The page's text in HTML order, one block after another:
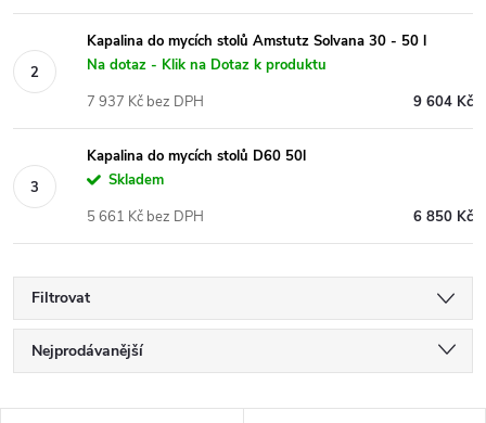
Kapalina do mycích stolů Amstutz Solvana 30 - 50 l
Na dotaz - Klik na Dotaz k produktu
9 604 Kč
7 937 Kč bez DPH
Kapalina do mycích stolů D60 50l
Skladem
6 850 Kč
5 661 Kč bez DPH
Filtrovat
Ř
a
Nejprodávanější